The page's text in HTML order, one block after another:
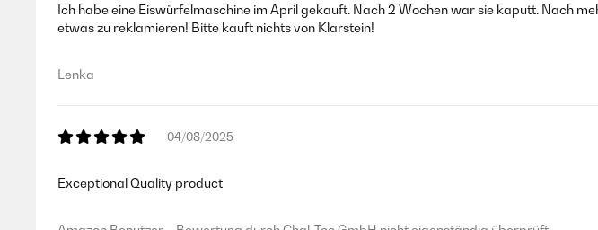
Ich habe eine Eiswürfelmaschine im April gekauft. Nach 2 Wochen war sie kaputt. Nach
etwas zu reklamieren! Bitte kauft nichts von Klarstein!
Lenka
04/08/2025
Exceptional Quality product